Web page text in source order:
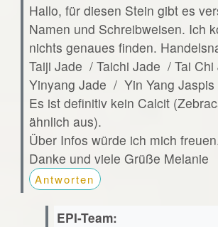
Hallo, für diesen Stein gibt es
Namen und Schreibweisen. Ich
nichts genaues finden.
Taiji Jade / Taichi Jade / Tai
Yinyang Jade / Yin Yang Jaspis
Es ist definitiv kein Calcit
ähnlich aus).
Über Infos würde ich mich
Danke und viele Grüße Melanie
Antworten
EPI-Team: